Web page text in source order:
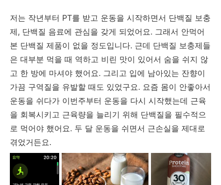
저는 작년부터 PT를 받고 운동을 시작하면서 단백질 보충
제, 단백질 음료에 관심을 갖게 되었어요. 그래서 안먹어
본 단백질 제품이 없을 정도입니다. 근데 단백질 보충제들
은 대부분 먹을 때 역하고 비린 맛이 있어서 숨을 쉬지 않
고 한 방에 마셔야 했어요. 그리고 입에 남아있는 잔향이
가끔 구역질을 유발할 때도 있었구요. 요즘 몸이 안좋아서
운동을 쉬다가 이번주부터 운동을 다시 시작했는데 근육
을 회복시키고 근육량을 늘리기 위해 단백질을 필수적으
로 먹어야 했어요. 두 달 운동을 쉬면서 근손실을 제대로
겪었거든요.